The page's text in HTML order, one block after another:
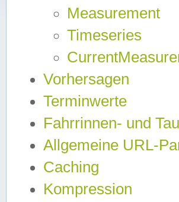
Measurement
Timeseries
Vorhersagen
Terminwerte
Fahrrinnen- und
Allgemeine URL-
Caching
Kompression